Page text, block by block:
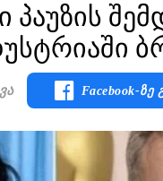
პაუზის
Facebook-Ზე